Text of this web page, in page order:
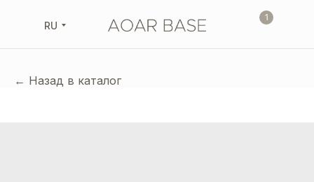
1
RU
← Назад в каталог